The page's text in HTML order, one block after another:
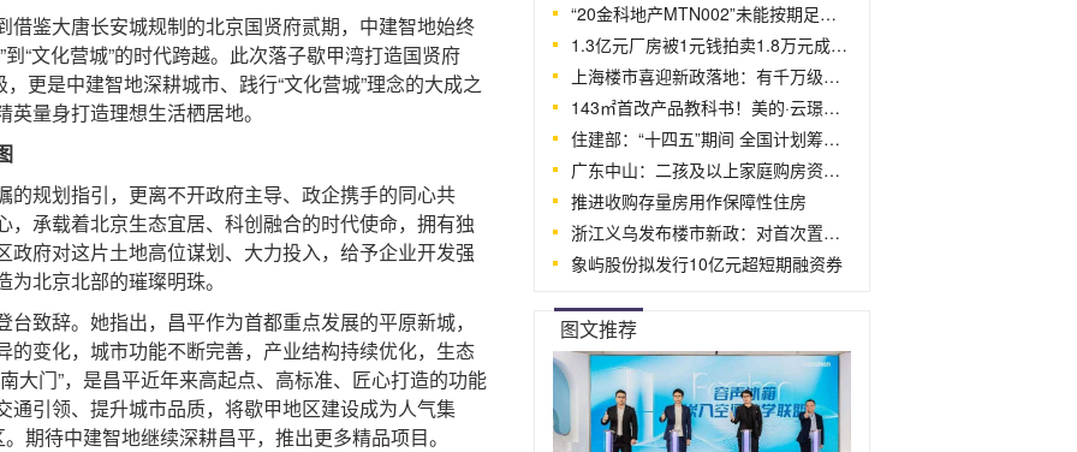
大唐长安城规制的北京国贤府贰期，中建智地始终
“文化营城”的时代跨越。此次落子歇甲湾打造国贤府
更是中建智地深耕城市、践行“文化营城”理念的大成之
量身打造理想生活栖居地。
划指引，更离不开政府主导、政企携手的同心共
，承载着北京生态宜居、科创融合的时代使命，拥有独
政府对这片土地高位谋划、大力投入，给予企业开发强
北京北部的璀璨明珠。
辞。她指出，昌平作为首都重点发展的平原新城，
的变化，城市功能不断完善，产业结构持续优化，生态
大门”，是昌平近年来高起点、高标准、匠心打造的功能
通引领、提升城市品质，将歇甲地区建设成为人气集
期待中建智地继续深耕昌平，推出更多精品项目。
“20金科地产MTN002”未能按期足额偿付
1.3亿元厂房被1元钱拍卖1.8万元成交，法
上海楼市喜迎新政落地：有千万级二手房当
143㎡首改产品教科书！美的·云璟的空间
住建部：“十四五”期间 全国计划筹集建
广东中山：二孩及以上家庭购房资格审核时
推进收购存量房用作保障性住房
浙江义乌发布楼市新政：对首次置业群体、
象屿股份拟发行10亿元超短期融资券
图文推荐